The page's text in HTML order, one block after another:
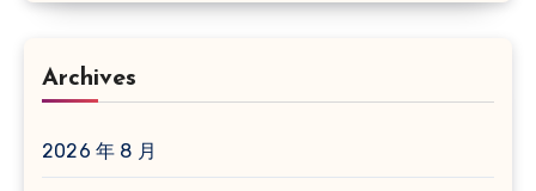
Archives
2026 年 8 月